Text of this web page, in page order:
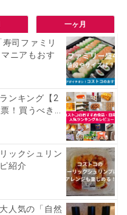
一ヶ月
司ファミリ
ニアもおす
ンキング【2
！買うべき...
ックシュリン
紹介
人気の「自然